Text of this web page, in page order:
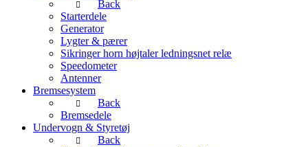
Back
Starterdele
Generator
Lygter & pærer
Sikringer horn højtaler ledningsnet relæ
Speedometer
Antenner
Bremsesystem
Back
Bremsedele
Undervogn & Styretøj
Back